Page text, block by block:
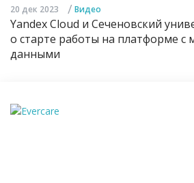
20 дек 2023 / Видео
Yandex Cloud и Сеченовский
о старте работы на платформе с
данными